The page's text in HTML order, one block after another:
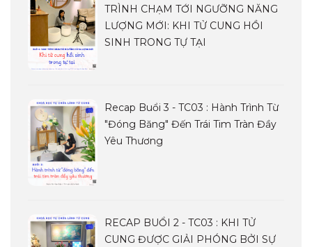
TRÌNH CHẠM TỚI NGƯỠNG NĂNG
LƯỢNG MỚI: KHI TỬ CUNG HỒI
SINH TRONG TỰ TẠI
Recap Buổi 3 - TC03 : Hành Trình Từ
"đóng Băng" Đến Trái Tim Tràn Đầy
Yêu Thương
RECAP BUỔI 2 - TC03 : KHI TỬ
CUNG ĐƯỢC GIẢI PHÓNG BỞI SỰ